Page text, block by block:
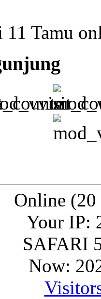
Tamu
Online (20
Your IP:
SAFARI
Now: